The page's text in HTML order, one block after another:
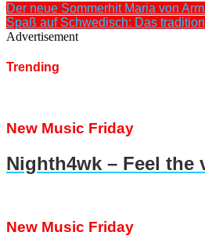
Der neue Sommerhit Maria von
Spaß auf Schwedisch: Das
Advertisement
Trending
New Music Friday
Nighth4wk – Feel the
New Music Friday